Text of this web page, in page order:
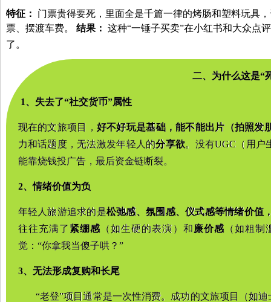
特征： 门票贵得要死，里面全是千篇一律的烤肠和塑料玩具，
票、摆渡车费。
结果： 这种“一锤子买卖”在小红书和大众点
了。
二、 为什么这是“
1、 失去了“社交货币”属性
现在的文旅项目， 好不好玩是基础，能不能出片（拍照发
力和话题度，无法激发年轻人的分享欲。没有UGC（用户
能靠烧钱投广告，最后资金链断裂。
2、情绪价值为负
年轻人旅游追求的是松弛感、氛围感、仪式感等情绪价值
往往充满了 紧绷感 （如生硬的表演）和 廉价感 （如粗
觉： “你拿我当傻子哄？”
3、 无法形成复购和长尾
“老登”项目通常是一次性消费。成功的文旅项目（如